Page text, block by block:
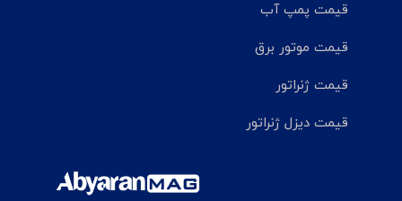
قیمت پمپ آب
قیمت موتور برق
قیمت ژنراتور
قیمت دیزل ژنراتور